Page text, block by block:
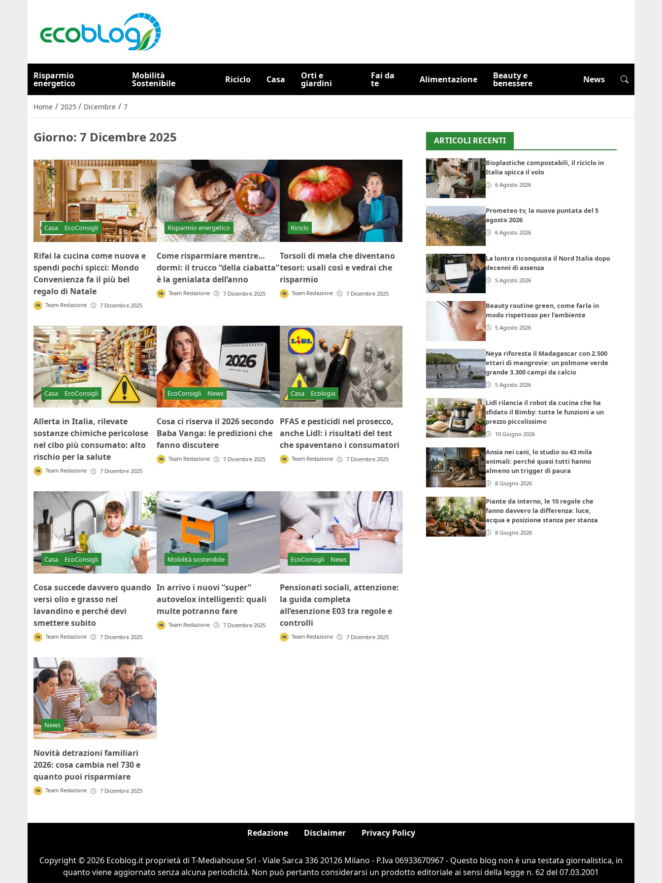
Risparmio
energetico
Mobilità
Sostenibile Riciclo Casa Orti e
giardini
Fai da
te Alimentazione Beauty e
benessere News
Home / 2025 / Dicembre / 7
Giorno: 7 Dicembre 2025
Casa EcoConsigli
Rifai la cucina come nuova e
spendi pochi spicci: Mondo
Convenienza fa il più bel
regalo di Natale
Team Redazione 7 Dicembre 2025
Risparmio energetico
Come risparmiare mentre…
dormi: il trucco “della ciabatta”
è la genialata dell’anno
Team Redazione 7 Dicembre 2025
Riciclo
Torsoli di mela che diventano
tesori: usali così e vedrai che
risparmio
Team Redazione 7 Dicembre 2025
Casa EcoConsigli
Allerta in Italia, rilevate
sostanze chimiche pericolose
nel cibo più consumato: alto
rischio per la salute
Team Redazione 7 Dicembre 2025
EcoConsigli News
Cosa ci riserva il 2026 secondo
Baba Vanga: le predizioni che
fanno discutere
Team Redazione 7 Dicembre 2025
Casa Ecologia
PFAS e pesticidi nel prosecco,
anche Lidl: i risultati del test
che spaventano i consumatori
Team Redazione 7 Dicembre 2025
Casa EcoConsigli
Cosa succede davvero quando
versi olio e grasso nel
lavandino e perché devi
smettere subito
Team Redazione 7 Dicembre 2025
Mobilità sostenibile
In arrivo i nuovi “super”
autovelox intelligenti: quali
multe potranno fare
Team Redazione 7 Dicembre 2025
EcoConsigli News
Pensionati sociali, attenzione:
la guida completa
all’esenzione E03 tra regole e
controlli
Team Redazione 7 Dicembre 2025
News
Novità detrazioni familiari
2026: cosa cambia nel 730 e
quanto puoi risparmiare
Team Redazione 7 Dicembre 2025
ARTICOLI RECENTI
Bioplastiche compostabili, il riciclo in
Italia spicca il volo
6 Agosto 2026
Prometeo tv, la nuova puntata del 5
agosto 2026
6 Agosto 2026
La lontra riconquista il Nord Italia dopo
decenni di assenza
5 Agosto 2026
Beauty routine green, come farla in
modo rispettoso per l’ambiente
5 Agosto 2026
Neya riforesta il Madagascar con 2.500
ettari di mangrovie: un polmone verde
grande 3.300 campi da calcio
5 Agosto 2026
Lidl rilancia il robot da cucina che ha
sfidato il Bimby: tutte le funzioni a un
prezzo piccolissimo
10 Giugno 2026
Ansia nei cani, lo studio su 43 mila
animali: perché quasi tutti hanno
almeno un trigger di paura
8 Giugno 2026
Piante da interno, le 10 regole che
fanno davvero la differenza: luce,
acqua e posizione stanza per stanza
8 Giugno 2026
Redazione Disclaimer Privacy Policy
Copyright © 2026 Ecoblog.it proprietà di T-Mediahouse Srl - Viale Sarca 336 20126 Milano - P.Iva 06933670967 - Questo blog non è una testata giornalistica, in
quanto viene aggiornato senza alcuna periodicità. Non può pertanto considerarsi un prodotto editoriale ai sensi della legge n. 62 del 07.03.2001